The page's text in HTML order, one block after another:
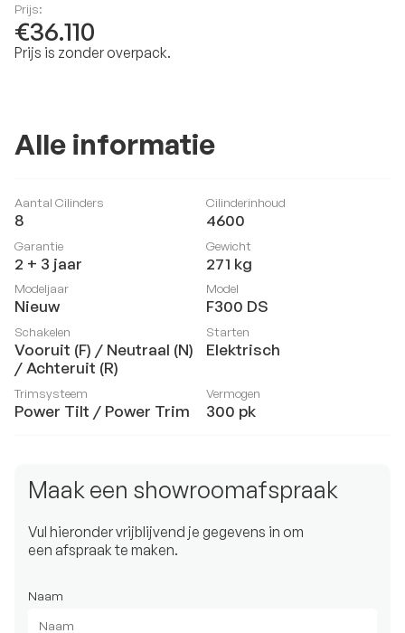
Prijs:
€36.110
Prijs is zonder overpack.
Alle informatie
Aantal Cilinders
8
Cilinderinhoud
4600
Garantie
2 + 3 jaar
Gewicht
271 kg
Modeljaar
Nieuw
Model
F300 DS
Schakelen
Vooruit (F) / Neutraal (N)
/ Achteruit (R)
Starten
Elektrisch
Trimsysteem
Power Tilt / Power Trim
Vermogen
300 pk
Maak een showroomafspraak
Vul hieronder vrijblijvend je gegevens in om
een afspraak te maken.
Naam